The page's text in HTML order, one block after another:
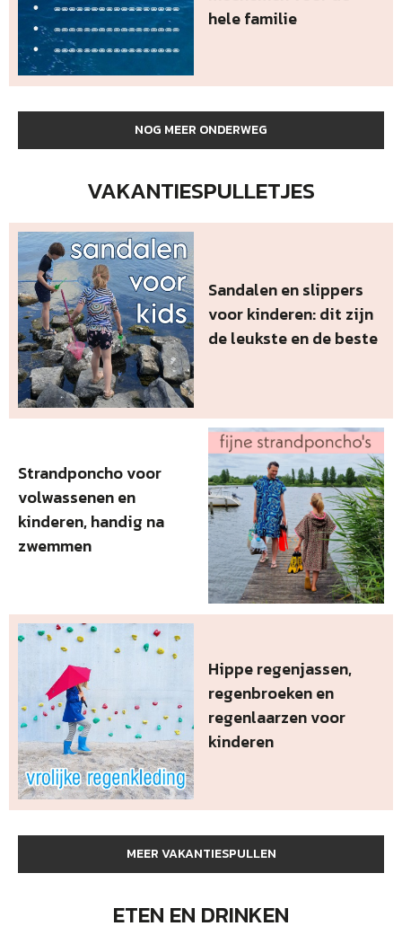
NOG MEER ONDERWEG
hele familie
VAKANTIESPULLETJES
MEER VAKANTIESPULLEN
Sandalen en slippers
voor kinderen: dit zijn
de leukste en de beste
Strandponcho voor
volwassenen en
kinderen, handig na
zwemmen
Hippe regenjassen,
regenbroeken en
regenlaarzen voor
kinderen
ETEN EN DRINKEN